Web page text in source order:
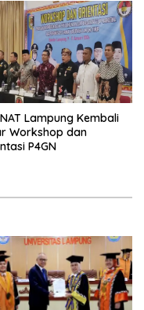
Lampung Kembali
Workshop dan
P4GN